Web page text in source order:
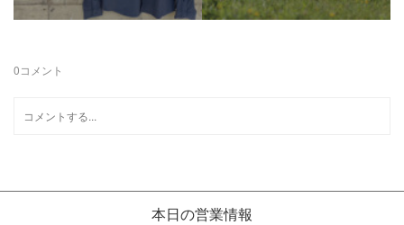
0コメント
本日の営業情報